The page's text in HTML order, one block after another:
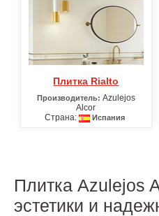
Плитка Rialto
Производитель: Azulejos
Alcor
Страна:
Испания
Плитка Azulejos
эстетики и